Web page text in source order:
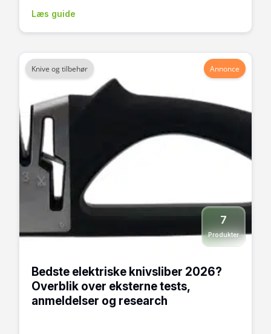
Læs guide
Knive og tilbehør Annonce
7
Produkter
Bedste elektriske knivsliber 2026?
Overblik over eksterne tests,
anmeldelser og research